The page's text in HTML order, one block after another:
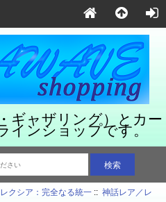
ギャザリング）とカー
インショップです。
クシア：完全なる統一:: 神話レア／レ